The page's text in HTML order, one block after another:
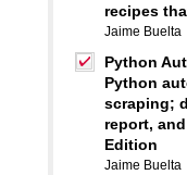
recipes
Jaime Buelta
Python
Python
scraping;
report,
Edition
Jaime Buelta